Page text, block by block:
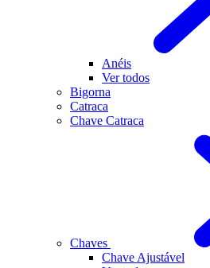
Anéis
Ver todos
Bigorna
Catraca
Chave Catraca
Chaves
Chave Ajustável